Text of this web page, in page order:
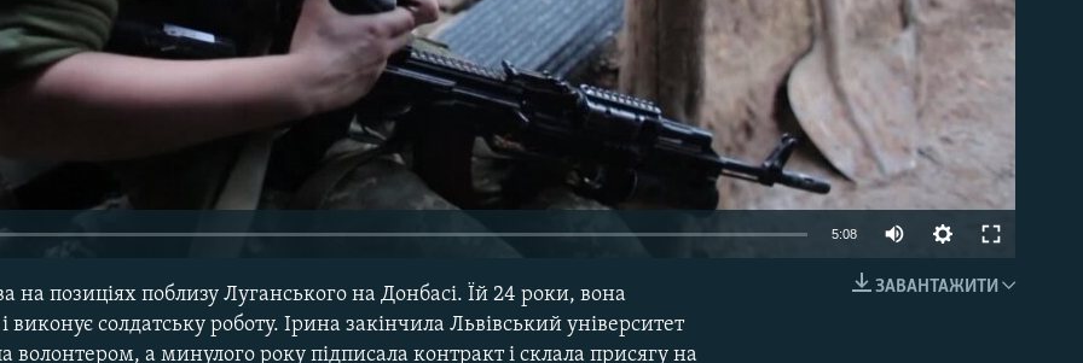
5:08
ЗАВАНТАЖИТИ
на позиціях поблизу Луганського на Донбасі. Їй 24 роки, вона
виконує солдатську роботу. Ірина закінчила Львівський університет
волонтером, а минулого року підписала контракт і склала присягу на